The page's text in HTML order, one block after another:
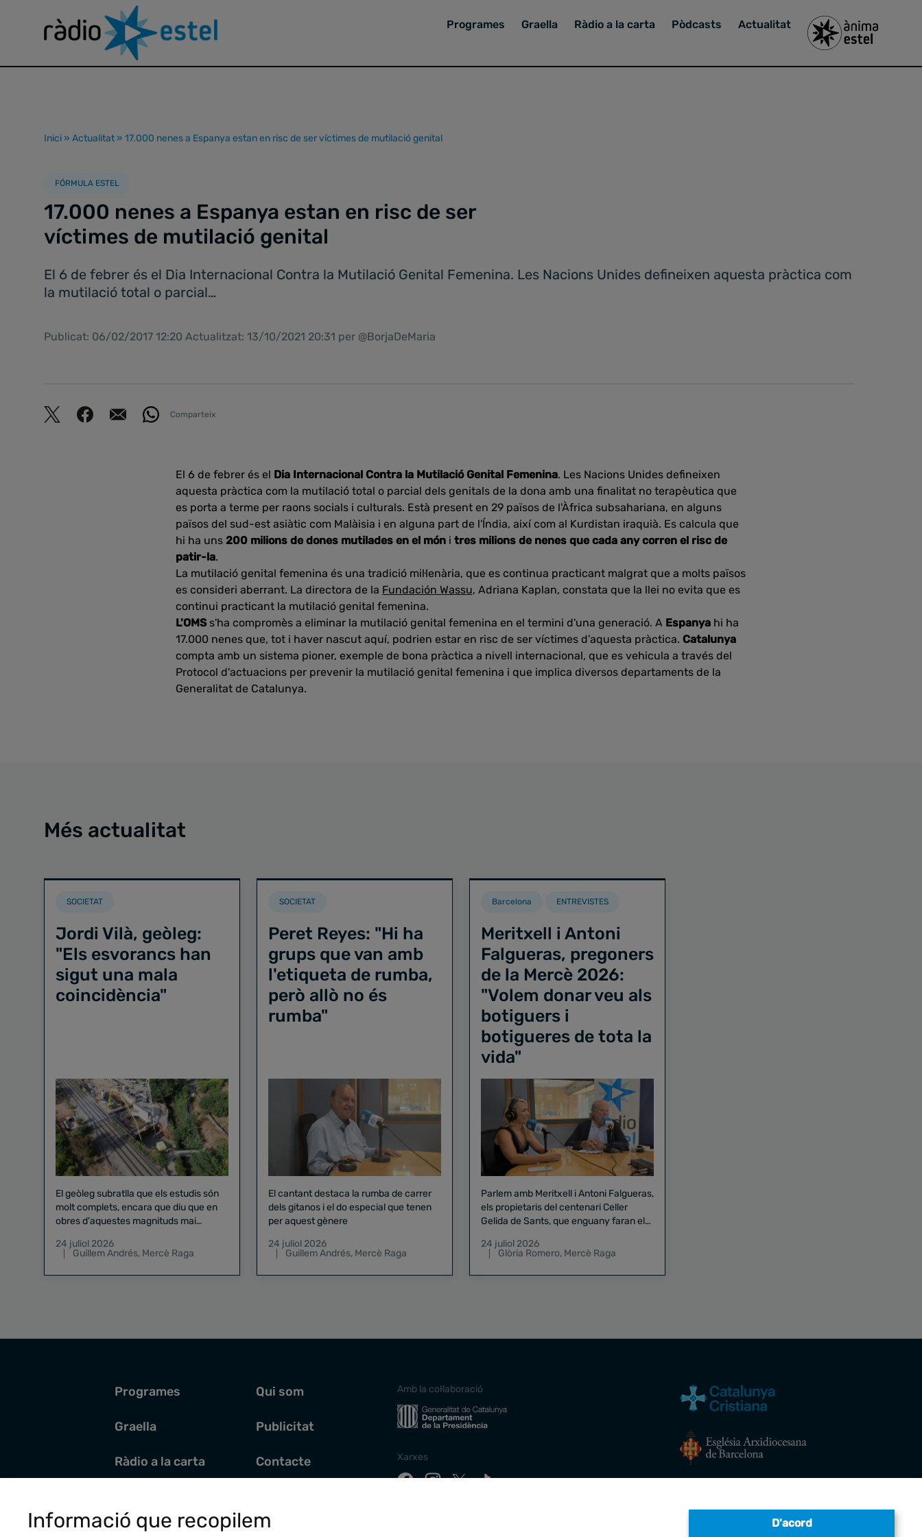
Programes Graella Ràdio a la carta Pòdcasts Actualitat
Inici » Actualitat » 17.000 nenes a Espanya estan en risc de ser víctimes de mutilació genital
FÓRMULA ESTEL
17.000 nenes a Espanya estan en risc de ser
víctimes de mutilació genital
El 6 de febrer és el Dia Internacional Contra la Mutilació Genital Femenina. Les Nacions Unides defineixen aquesta pràctica com
la mutilació total o parcial…
Publicat: 06/02/2017 12:20 Actualitzat: 13/10/2021 20:31 per @BorjaDeMaria
Comparteix
El 6 de febrer és el Dia Internacional Contra la Mutilació Genital Femenina. Les Nacions Unides defineixen
aquesta pràctica com la mutilació total o parcial dels genitals de la dona amb una finalitat no terapèutica que
es porta a terme per raons socials i culturals. Està present en 29 països de l'Àfrica subsahariana, en alguns
països del sud-est asiàtic com Malàisia i en alguna part de l'Índia, així com al Kurdistan iraquià. Es calcula que
hi ha uns 200 milions de dones mutilades en el món i tres milions de nenes que cada any corren el risc de
patir-la.
La mutilació genital femenina és una tradició mil·lenària, que es continua practicant malgrat que a molts països
es consideri aberrant. La directora de la Fundación Wassu, Adriana Kaplan, constata que la llei no evita que es
continui practicant la mutilació genital femenina.
L'OMSs'ha compromès a eliminar la mutilació genital femenina en el termini d'una generació. A Espanya hi ha
17.000 nenes que, tot i haver nascut aquí, podrien estar en risc de ser víctimes d’aquesta pràctica. Catalunya
compta amb un sistema pioner, exemple de bona pràctica a nivell internacional, que es vehicula a través del
Protocol d'actuacions per prevenir la mutilació genital femenina i que implica diversos departaments de la
Generalitat de Catalunya.
Més actualitat
SOCIETAT
Jordi Vilà, geòleg:
"Els esvorancs han
sigut una mala
coincidència"
El geòleg subratlla que els estudis són
molt complets, encara que diu que en
obres d'aquestes magnituds mai
24 juliol 2026
Guillem Andrés, Mercè Raga
SOCIETAT
Peret Reyes: "Hi ha
grups que van amb
l'etiqueta de rumba,
però allò no és
rumba"
El cantant destaca la rumba de carrer
dels gitanos i el do especial que tenen
per aquest gènere
24 juliol 2026
Guillem Andrés, Mercè Raga
Barcelona ENTREVISTES
Meritxell i Antoni
Falgueras, pregoners
de la Mercè 2026:
"Volem donar veu als
botiguers i
botigueres de tota la
vida"
Parlem amb Meritxell i Antoni Falgueras,
els propietaris del centenari Celler
Gelida de Sants, que enguany faran el
24 juliol 2026
Glòria Romero, Mercè Raga
Programes
Graella
Ràdio a la carta
Actualitat
Qui som
Publicitat
Contacte
Amb la col·laboració
Xarxes
Informació que recopilem D'acord